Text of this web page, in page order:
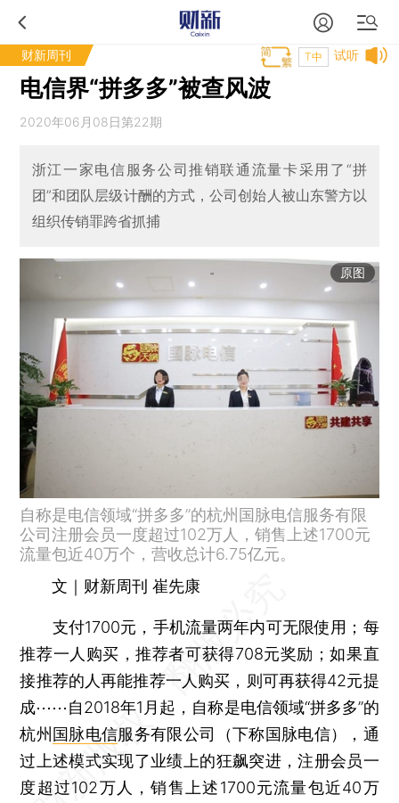
财新周刊 试听
T中
电信界“拼多多”被查风波
2020年06月08日第22期
浙江一家电信服务公司推销联通流量卡采用了“拼
团”和团队层级计酬的方式，公司创始人被山东警方以
组织传销罪跨省抓捕
原图
自称是电信领域“拼多多”的杭州国脉电信服务有限
公司注册会员一度超过102万人，销售上述1700元
流量包近40万个，营收总计6.75亿元。
文｜财新周刊 崔先康
支付1700元，手机流量两年内可无限使用；每
推荐一人购买，推荐者可获得708元奖励；如果直
接推荐的人再能推荐一人购买，则可再获得42元提
成⋯⋯自2018年1月起，自称是电信领域“拼多多”的
杭州国脉电信服务有限公司（下称国脉电信），通
过上述模式实现了业绩上的狂飙突进，注册会员一
度超过102万人，销售上述1700元流量包近40万